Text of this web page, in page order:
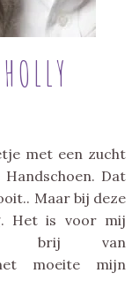
met een zucht
Dat
Maar bij deze
Het is voor mij
brij van
moeite mijn